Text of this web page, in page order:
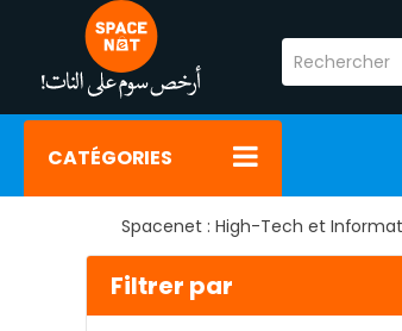
CATÉGORIES
Spacenet : High-Tech et
Filtrer par